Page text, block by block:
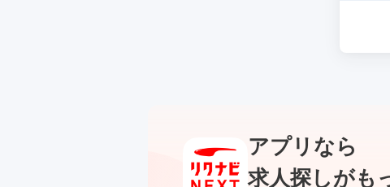
アプリなら
求人探しがも